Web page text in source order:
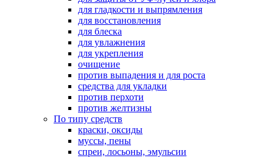
для гладкости и выпрямления
для восстановления
для блеска
для увлажнения
для укрепления
очищение
против выпадения и для роста
средства для укладки
против перхоти
против желтизны
По типу средств
краски, оксиды
муссы, пены
спреи, лосьоны, эмульсии